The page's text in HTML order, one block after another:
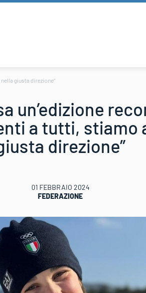
giusta direzione”
un’edizione
a tutti, stiamo
direzione”
01 FEBBRAIO 2024
FEDERAZIONE